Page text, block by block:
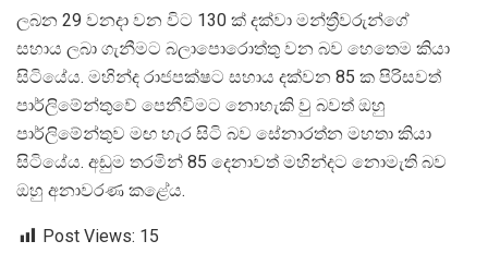
ලබන 29 වනදා වන විට 130 ක් දක්වා මන්ත්‍රීවරුන්ගේ
සහාය ලබා ගැනීමට බලාපොරොත්තු වන බව හෙතෙම කියා
සිටියේය. මහින්ද රාජපක්ෂට සහාය දක්වන 85 ක පිරිසවත්
පාර්ලිමේන්තුවේ පෙනීවිමට නොහැකි වු බවත් ඔහු
පාර්ලිමේන්තුව මඟ හැර සිටි බව සේනාරත්න මහතා කියා
සිටියේය. අඩුම තරමින් 85 දෙනාවත් මහින්දට නොමැති බව
ඔහු අනාවරණ කළේය.
Post Views: 15